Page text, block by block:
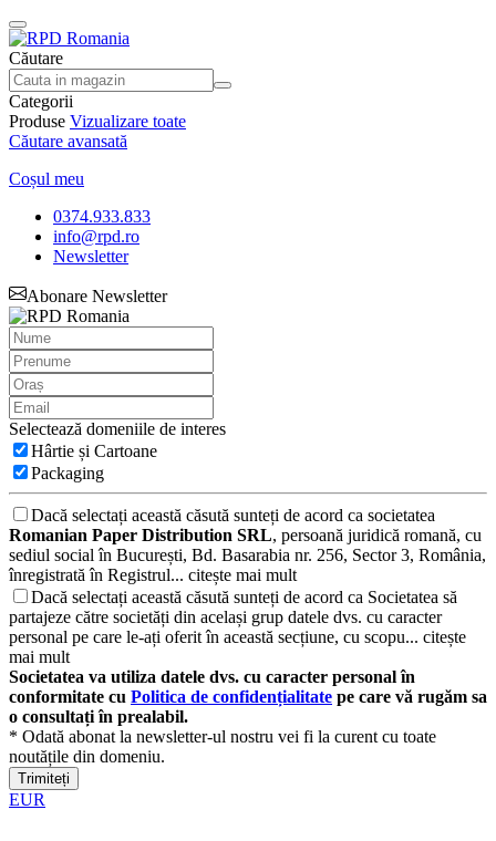
Căutare
Categorii
Produse Vizualizare toate
Căutare avansată
Coșul meu
0374.933.833
info@rpd.ro
Newsletter
Abonare Newsletter
Selectează domeniile de interes
Hârtie și Cartoane
Packaging
Dacă selectați această căsută sunteți de acord ca societatea
Romanian Paper Distribution SRL, persoană juridică romană, cu
sediul social în București, Bd. Basarabia nr. 256, Sector 3, România,
înregistrată în Registrul... citește mai mult
Dacă selectați această căsută sunteți de acord ca Societatea să
partajeze către societăți din același grup datele dvs. cu caracter
personal pe care le-ați oferit în această secțiune, cu scopu... citește
mai mult
Societatea va utiliza datele dvs. cu caracter personal în
conformitate cu Politica de confidențialitate pe care vă rugăm sa
o consultați în prealabil.
* Odată abonat la newsletter-ul nostru vei fi la curent cu toate
noutățile din domeniu.
Trimiteți
EUR